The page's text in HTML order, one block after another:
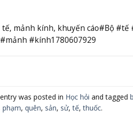
tế, mảnh kính, khuyến cáo#Bộ
#kính1780607929
was posted in Học hỏi and tagged
phạm, quên, sản, sử,tế,thuốc.